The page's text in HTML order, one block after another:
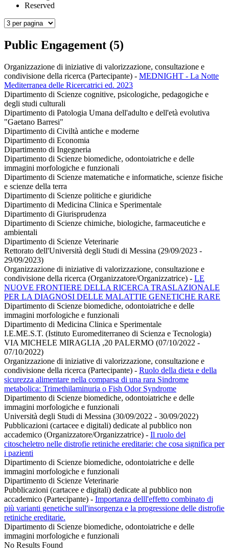
Reserved
Public Engagement (5)
Organizzazione di iniziative di valorizzazione, consultazione e
condivisione della ricerca (Partecipante) - MEDNIGHT - La Notte
Mediterranea delle Ricercatrici ed. 2023
Dipartimento di Scienze cognitive, psicologiche, pedagogiche e
degli studi culturali
Dipartimento di Patologia Umana dell'adulto e dell'età evolutiva
"Gaetano Barresi"
Dipartimento di Civiltà antiche e moderne
Dipartimento di Economia
Dipartimento di Ingegneria
Dipartimento di Scienze biomediche, odontoiatriche e delle
immagini morfologiche e funzionali
Dipartimento di Scienze matematiche e informatiche, scienze fisiche
e scienze della terra
Dipartimento di Scienze politiche e giuridiche
Dipartimento di Medicina Clinica e Sperimentale
Dipartimento di Giurisprudenza
Dipartimento di Scienze chimiche, biologiche, farmaceutiche e
ambientali
Dipartimento di Scienze Veterinarie
Rettorato dell'Università degli Studi di Messina (29/09/2023 -
29/09/2023)
Organizzazione di iniziative di valorizzazione, consultazione e
condivisione della ricerca (Organizzatore/Organizzatrice) - LE
NUOVE FRONTIERE DELLA RICERCA TRASLAZIONALE
PER LA DIAGNOSI DELLE MALATTIE GENETICHE RARE
Dipartimento di Scienze biomediche, odontoiatriche e delle
immagini morfologiche e funzionali
Dipartimento di Medicina Clinica e Sperimentale
I.E.ME.S.T. (Istituto Euromediterraneo di Scienza e Tecnologia)
VIA MICHELE MIRAGLIA ,20 PALERMO (07/10/2022 -
07/10/2022)
Organizzazione di iniziative di valorizzazione, consultazione e
condivisione della ricerca (Partecipante) - Ruolo della dieta e della
sicurezza alimentare nella comparsa di una rara Sindrome
metabolica: Trimethilaminuria o Fish Odor Syndrome
Dipartimento di Scienze biomediche, odontoiatriche e delle
immagini morfologiche e funzionali
Università degli Studi di Messina (30/09/2022 - 30/09/2022)
Pubblicazioni (cartacee e digitali) dedicate al pubblico non
accademico (Organizzatore/Organizzatrice) - Il ruolo del
citoscheletro nelle distrofie retiniche ereditarie: che cosa significa per
i pazienti
Dipartimento di Scienze biomediche, odontoiatriche e delle
immagini morfologiche e funzionali
Dipartimento di Scienze Veterinarie
Pubblicazioni (cartacee e digitali) dedicate al pubblico non
accademico (Partecipante) - Importanza delll'effetto combinato di
più varianti genetiche sull'insorgenza e la progressione delle distrofie
retiniche ereditarie.
Dipartimento di Scienze biomediche, odontoiatriche e delle
immagini morfologiche e funzionali
No Results Found